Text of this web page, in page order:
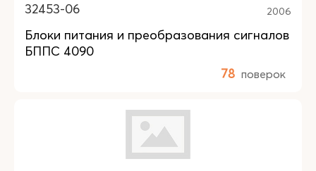
32453-06 2006
Блоки питания и преобразования сигналов
БППС 4090
78 поверок